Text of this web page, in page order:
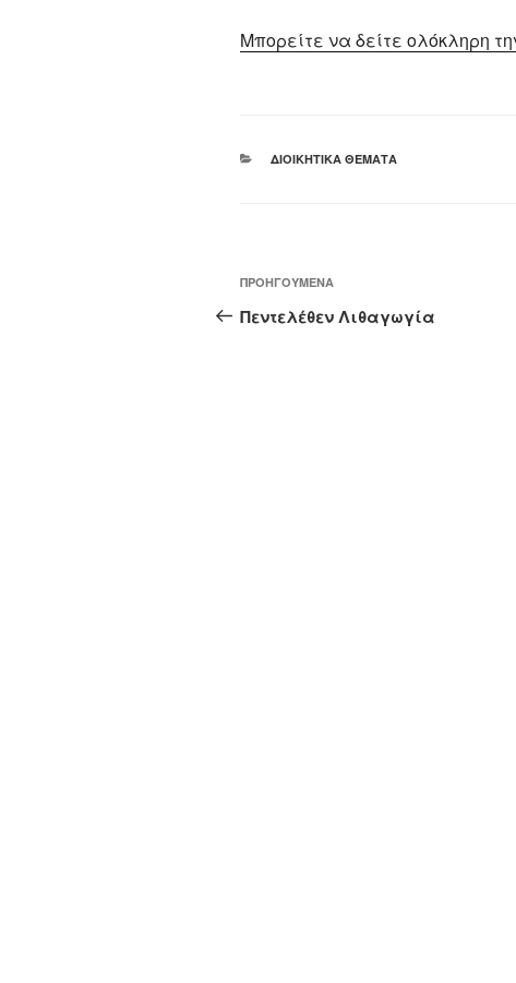
Μπορείτε να δείτε ολόκληρη
ΚΑΤΗΓΟΡΊΕΣ
ΔΙΟΙΚΗΤΙΚΆ ΘΈΜΑΤΑ
Πλοήγηση
άρθρων
Προηγούμενο
άρθρο
ΠΡΟΗΓΟΎΜΕΝΑ
Πεντελέθεν Λιθαγωγία